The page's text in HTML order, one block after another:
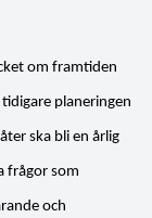
om framtiden
planeringen
ska bli en årlig
frågor som
och